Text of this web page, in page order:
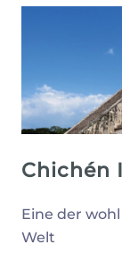
Chichén
Eine der
Welt